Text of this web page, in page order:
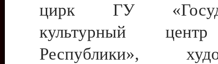
цирк ГУ
культурный
Республики»,